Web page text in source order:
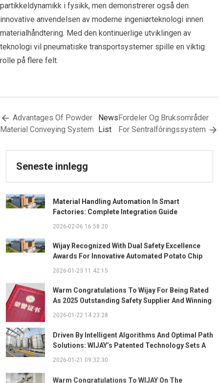
Seneste innlegg
Material Handling Automation In Smart
Factories: Complete Integration Guide
2026-02-06 16:58:20
Wijay Recognized With Dual Safety Excellence
Awards For Innovative Automated Potato Chip
2026-01-23 11:42:15
Warm Congratulations To Wijay For Being Rated
As 2025 Outstanding Safety Supplier And Winning
2026-01-22 14:23:28
Driven By Intelligent Algorithms And Optimal Path
Solutions: WIJAY’s Patented Technology Sets A
2026-01-21 09:32:30
Warm Congratulations To WIJAY On The
partikkeldynamikk i fysikk, men demonstrerer også den
innovative anvendelsen av moderne ingeniørteknologi innen
materialhåndtering. Med den kontinuerlige utviklingen av
teknologi vil pneumatiske transportsystemer spille en viktig
rolle på flere felt.
Advantages Of Powder
Material Conveying System
News
List
Fordeler Og Bruksområder
For Sentralfôringssystem